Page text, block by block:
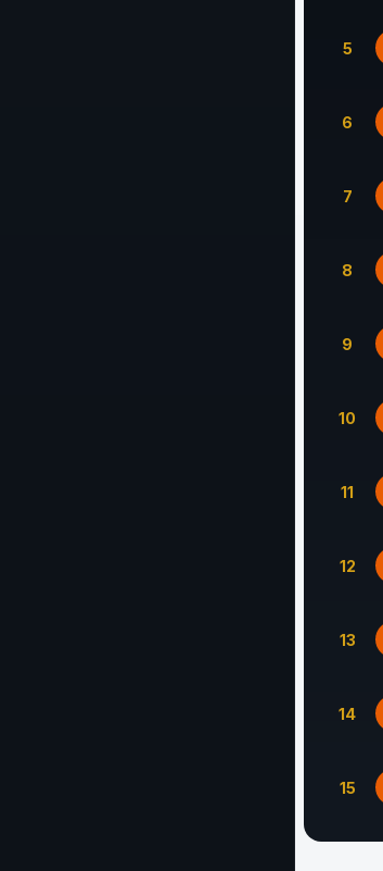
5
6
7
8
9
10
11
12
13
14
15